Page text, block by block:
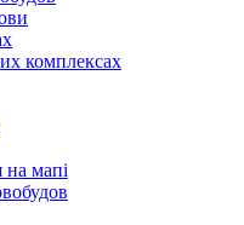
комплексах
на мапі